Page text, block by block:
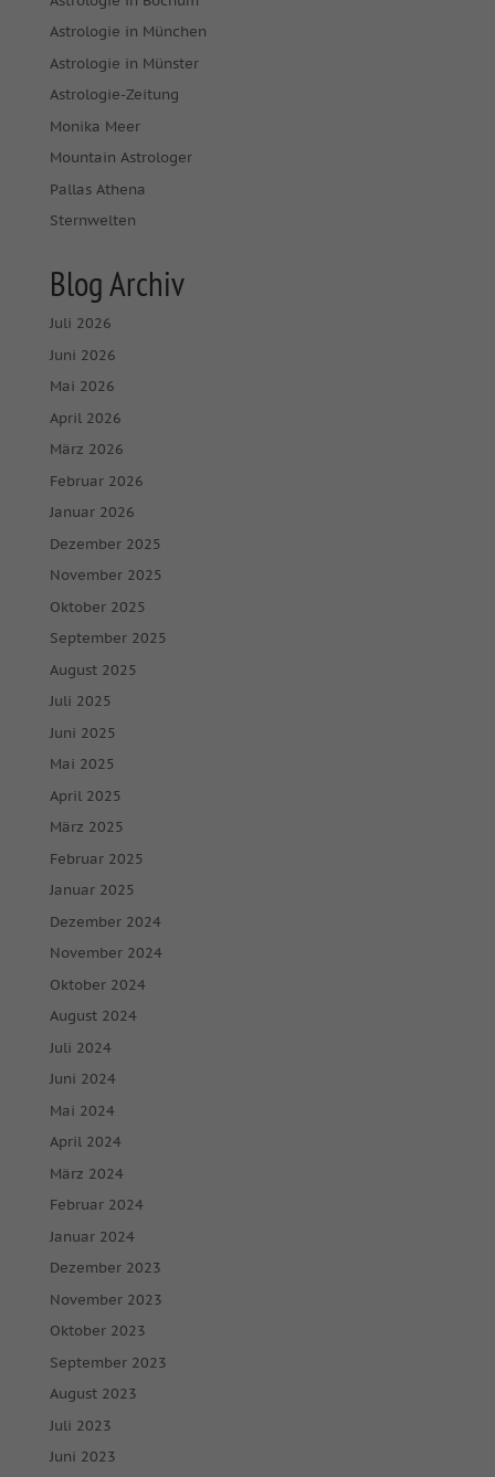
Astrologie in München
Astrologie in Münster
Astrologie-Zeitung
Monika Meer
Mountain Astrologer
Pallas Athena
Sternwelten
Blog Archiv
Juli 2026
Juni 2026
Mai 2026
April 2026
März 2026
Februar 2026
Januar 2026
Dezember 2025
November 2025
Oktober 2025
September 2025
August 2025
Juli 2025
Juni 2025
Mai 2025
April 2025
März 2025
Februar 2025
Januar 2025
Dezember 2024
November 2024
Oktober 2024
August 2024
Juli 2024
Juni 2024
Mai 2024
April 2024
März 2024
Februar 2024
Januar 2024
Dezember 2023
November 2023
Oktober 2023
September 2023
August 2023
Juli 2023
Juni 2023